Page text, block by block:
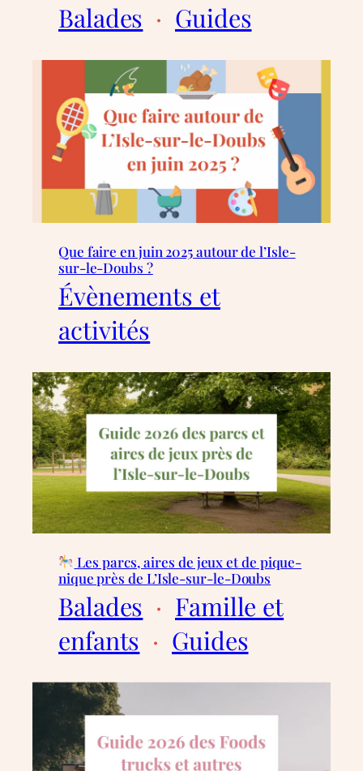
Balades
  ·
Guides
Que faire en juin 2025 autour de l’Isle-
sur-le-Doubs ?
Évènements et
activités
Les parcs, aires de jeux et de pique-
nique près de L’Isle-sur-le-Doubs
Balades
  ·
Famille et
enfants
  ·
Guides